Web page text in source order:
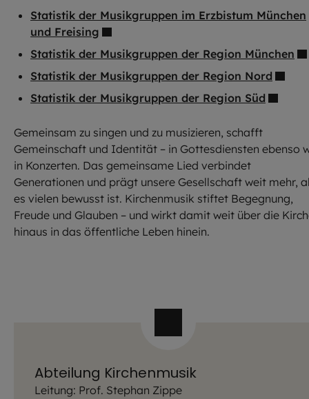
Statistik der Musikgruppen im Erzbistum München
und Freising
Statistik der Musikgruppen der Region München
Statistik der Musikgruppen der Region Nord
Statistik der Musikgruppen der Region Süd
Gemeinsam zu singen und zu musizieren, schafft
Gemeinschaft und Identität – in Gottesdiensten ebenso
in Konzerten. Das gemeinsame Lied verbindet
Generationen und prägt unsere Gesellschaft weit mehr,
es vielen bewusst ist. Kirchenmusik stiftet Begegnung,
Freude und Glauben – und wirkt damit weit über die
hinaus in das öffentliche Leben hinein.
Abteilung Kirchenmusik
Leitung: Prof. Stephan Zippe